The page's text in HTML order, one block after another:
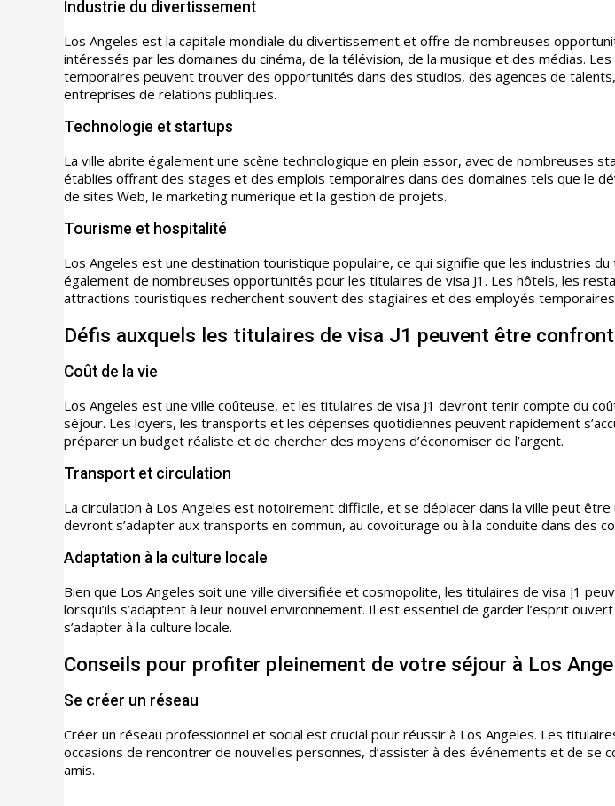
Industrie du divertissement
Los Angeles est la capitale mondiale du divertissement et offre de nombreuses
intéressés par les domaines du cinéma, de la télévision, de la musique et des médias.
temporaires peuvent trouver des opportunités dans des studios, des agences de
entreprises de relations publiques.
Technologie et startups
La ville abrite également une scène technologique en plein essor, avec de nombreuses
établies offrant des stages et des emplois temporaires dans des domaines tels que le
de sites Web, le marketing numérique et la gestion de projets.
Tourisme et hospitalité
Los Angeles est une destination touristique populaire, ce qui signifie que les industries
également de nombreuses opportunités pour les titulaires de visa J1. Les hôtels, les
attractions touristiques recherchent souvent des stagiaires et des employés
Défis auxquels les titulaires de visa J1 peuvent être
Coût de la vie
Los Angeles est une ville coûteuse, et les titulaires de visa J1 devront tenir compte du
séjour. Les loyers, les transports et les dépenses quotidiennes peuvent rapidement
préparer un budget réaliste et de chercher des moyens d’économiser de l’argent.
Transport et circulation
La circulation à Los Angeles est notoirement difficile, et se déplacer dans la ville peut être
devront s’adapter aux transports en commun, au covoiturage ou à la conduite dans des
Adaptation à la culture locale
Bien que Los Angeles soit une ville diversifiée et cosmopolite, les titulaires de visa J1
lorsqu’ils s’adaptent à leur nouvel environnement. Il est essentiel de garder l’esprit
s’adapter à la culture locale.
Conseils pour profiter pleinement de votre séjour à Los
Se créer un réseau
Créer un réseau professionnel et social est crucial pour réussir à Los Angeles. Les
occasions de rencontrer de nouvelles personnes, d’assister à des événements et de se
amis.